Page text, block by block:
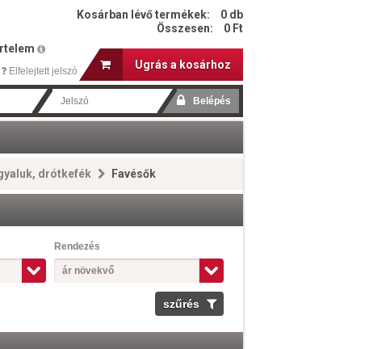
Elfelejtett jelszó
Kosárban lévő termékek:
0 db
Összesen:
0 Ft
Ugrás a kosárhoz
drótkefék Favésők
Rendezés
ár növekvő